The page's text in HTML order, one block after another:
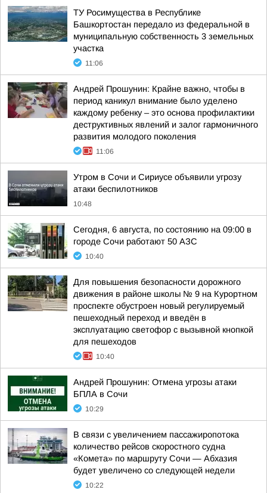
ТУ Росимущества в Республике
Башкортостан передало из федеральной в
муниципальную собственность 3 земельных
участка
11:06
Андрей Прошунин: Крайне важно, чтобы в
период каникул внимание было уделено
каждому ребенку – это основа профилактики
деструктивных явлений и залог гармоничного
развития молодого поколения
11:06
Утром в Сочи и Сириусе объявили угрозу
атаки беспилотников
10:48
Сегодня, 6 августа, по состоянию на 09:00 в
городе Сочи работают 50 АЗС
10:40
Для повышения безопасности дорожного
движения в районе школы № 9 на Курортном
проспекте обустроен новый регулируемый
пешеходный переход и введён в
эксплуатацию светофор с вызывной кнопкой
для пешеходов
10:40
Андрей Прошунин: Отмена угрозы атаки
БПЛА в Сочи
10:29
В связи с увеличением пассажиропотока
количество рейсов скоростного судна
«Комета» по маршруту Сочи — Абхазия
будет увеличено со следующей недели
10:22